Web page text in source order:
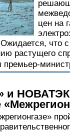
цен на
Ожидается, что
растущего
премьер-
и НОВАТЭК